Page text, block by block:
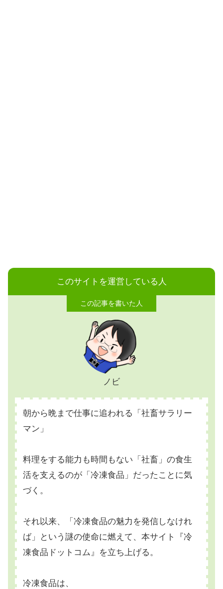
このサイトを運営している人
ノビ
朝から晩まで仕事に追われる「社畜サラリー
マン」
料理をする能力も時間もない「社畜」の食生
活を支えるのが「冷凍食品」だったことに気
づく。
それ以来、「冷凍食品の魅力を発信しなけれ
ば」という謎の使命に燃えて、本サイト『冷
凍食品ドットコム』を立ち上げる。
冷凍食品は、